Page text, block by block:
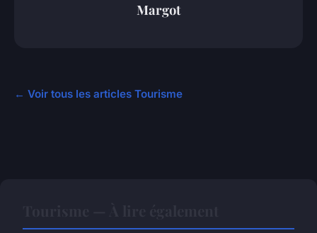
Margot
← Voir tous les articles Tourisme